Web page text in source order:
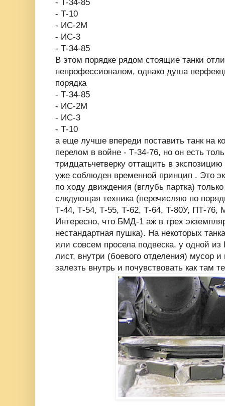
- Т-34-85
- Т-10
- ИС-2М
- ИС-3
- Т-34-85
В этом порядке рядом стоящие танки
непрофессионалом, однако душа
порядка
- Т-34-85
- ИС-2М
- ИС-3
- Т-10
а еще лучше впереди поставить танк на
перелом в войне - Т-34-76, но он есть
тридцатьчетверку оттащить в
уже соблюден временной принцип . Это
по ходу движдения (вглубь партка)
слкдующая техника (перечисляю по
Т-44, Т-54, Т-55, Т-62, Т-64, Т-80У, ПТ-
Интересно, что БМД-1 аж в трех
нестандартная пушка). На некоторых
или совсем просела подвеска, у одной
лист, внутри (боевого отделения) мусор
залезть внутрь и почувствовать как там